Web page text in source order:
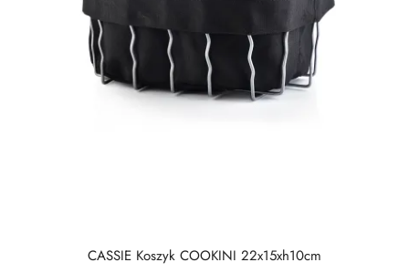
CASSIE Koszyk COOKINI 22x15xh10cm